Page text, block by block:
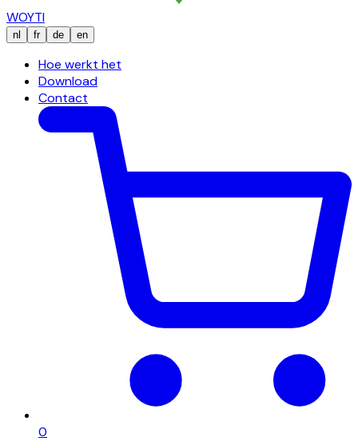
WOYTI
nl fr de en
Hoe werkt het
Download
Contact
0